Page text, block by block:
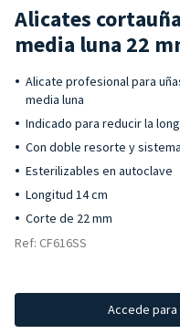
Alicates
media luna 22
Alicate profesional para
media luna
Indicado para reducir la
Con doble resorte y
Esterilizables en autoclave
Longitud 14 cm
Corte de 22 mm
Ref: CF616SS
Accede